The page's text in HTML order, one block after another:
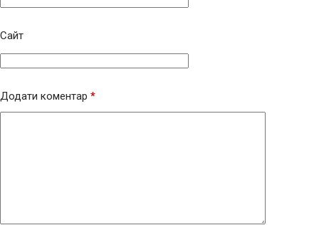
Сайт
Додати коментар *